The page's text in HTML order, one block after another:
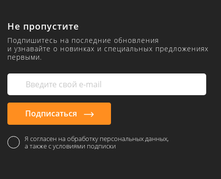
Не пропустите
Подпишитесь на последние обновления
и узнавайте о новинках и специальных предложениях
первыми.
Подписаться
Я согласен на обработку персональных данных,
а также с условиями подписки